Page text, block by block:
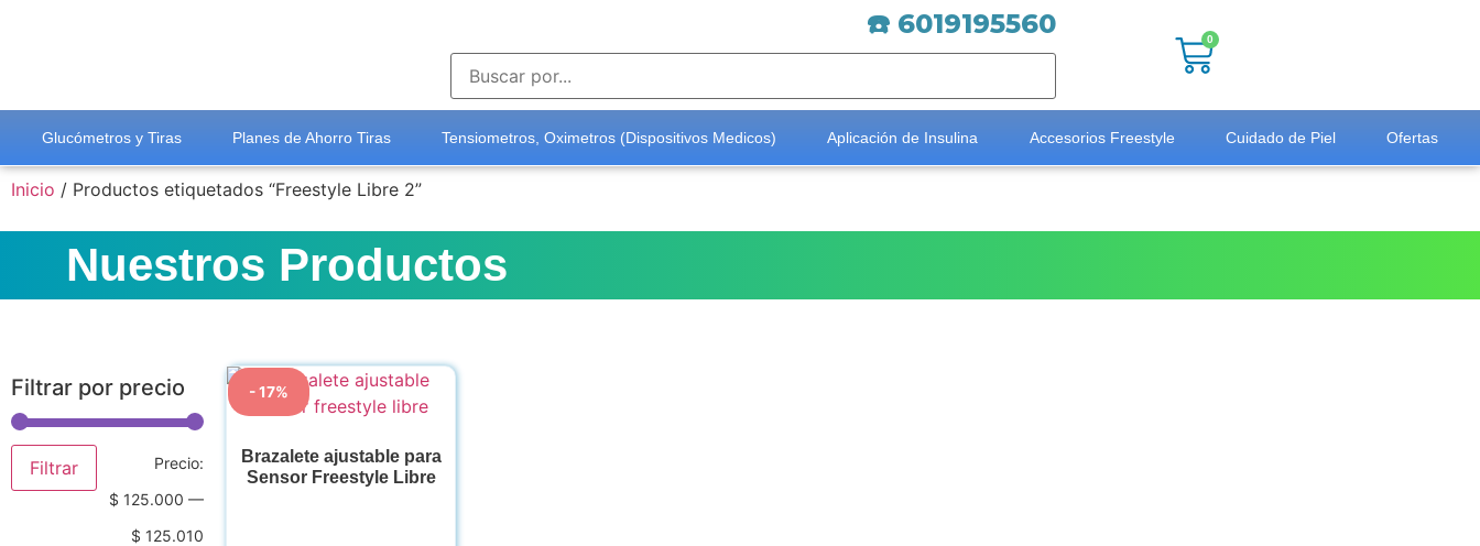
☎️ 6019195560 0
Glucómetros y Tiras Planes de Ahorro Tiras Tensiometros, Oximetros (Dispositivos Medicos) Aplicación de Insulina Accesorios Freestyle Cuidado de Piel Ofertas
Inicio / Productos etiquetados “Freestyle Libre 2”
Nuestros Productos
Filtrar por precio
Filtrar
Precio:
$ 125.000 —
$ 125.010
- 17%
Brazalete ajustable para
Sensor Freestyle Libre